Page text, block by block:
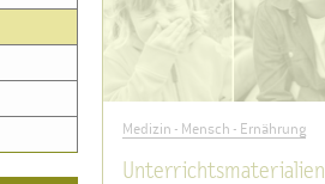
Medizin - Mensch - Ernährung
Unterrichtsmaterialien